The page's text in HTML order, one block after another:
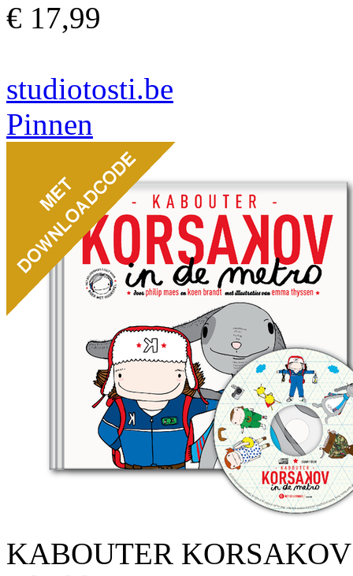
€ 17,99
studiotosti.be
Pinnen
KABOUTER